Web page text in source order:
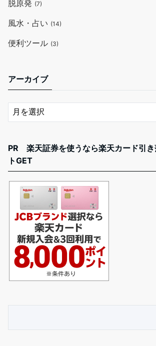
脱原発 (7)
風水・占い (14)
便利ツール (3)
アーカイブ
PR 楽天証券を使うなら楽天カード引
トGET